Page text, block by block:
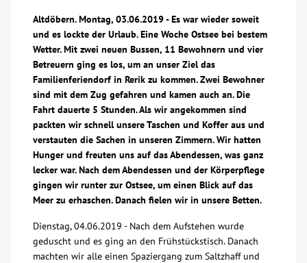
Über uns
Veranstaltungen
Spenden
Mitmachen
Karriere
Glossar
Altdöbern. Montag, 03.06.2019 - Es war wieder soweit
und es lockte der Urlaub. Eine Woche Ostsee bei bestem
Wetter. Mit zwei neuen Bussen, 11 Bewohnern und vier
Betreuern ging es los, um an unser Ziel das
Familienferiendorf in Rerik zu kommen. Zwei Bewohner
sind mit dem Zug gefahren und kamen auch an. Die
Fahrt dauerte 5 Stunden. Als wir angekommen sind
packten wir schnell unsere Taschen und Koffer aus und
verstauten die Sachen in unseren Zimmern. Wir hatten
Hunger und freuten uns auf das Abendessen, was ganz
lecker war. Nach dem Abendessen und der Körperpflege
gingen wir runter zur Ostsee, um einen Blick auf das
Meer zu erhaschen. Danach fielen wir in unsere Betten.
Dienstag, 04.06.2019 - Nach dem Aufstehen wurde
geduscht und es ging an den Frühstückstisch. Danach
machten wir alle einen Spaziergang zum Saltzhaff und